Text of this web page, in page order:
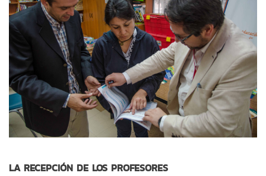
LA RECEPCIÓN DE LOS PROFESORES